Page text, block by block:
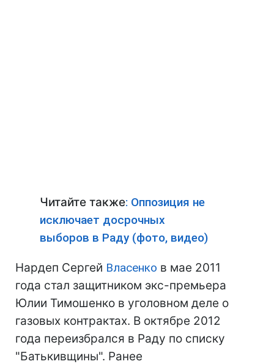
Читайте также: Оппозиция не
исключает досрочных
выборов в Раду (фото, видео)
Нардеп Сергей Власенко в мае 2011
года стал защитником экс-премьера
Юлии Тимошенко в уголовном деле о
газовых контрактах. В октябре 2012
года переизбрался в Раду по списку
"Батькивщины". Ранее